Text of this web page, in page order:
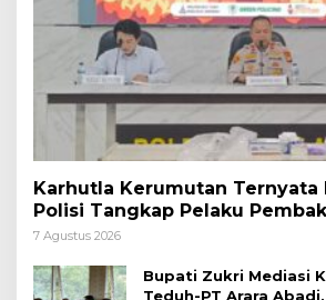
Karhutla Kerumutan Ternyata
Polisi Tangkap Pelaku
7 Agustus 2026
Bupati Zukri Mediasi
Teduh-PT Arara